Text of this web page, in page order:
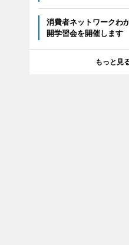
消費者ネットワークわ
開学習会を開催します
もっと見